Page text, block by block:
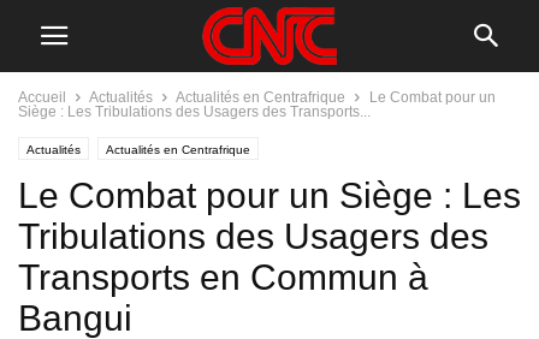
Accueil Actualités Actualités en Centrafrique
Le Combat pour un
Siège : Les Tribulations des Usagers des Transports...
Actualités Actualités en Centrafrique
Le Combat pour un Siège : Les
Tribulations des Usagers des
Transports en Commun à
Bangui